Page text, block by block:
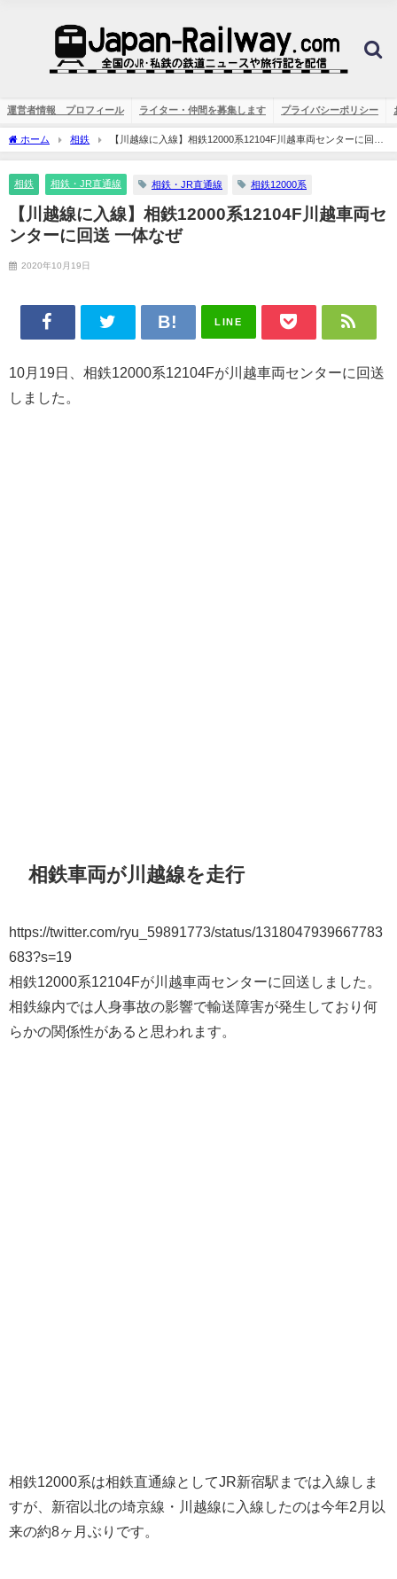
運営者情報 プロフィール ライター・仲間を募集します プライバシーポリシー
ホーム 相鉄
【川越線に入線】相鉄12000系12104F川越車両センターに回送
一体なぜ
相鉄 相鉄・JR直通線 相鉄・JR直通線 相鉄12000系
【川越線に入線】相鉄12000系12104F川越車両セ
ンターに回送 一体なぜ
2020年10月19日
LINE
10月19日、相鉄12000系12104Fが川越車両センターに回送
しました。
相鉄車両が川越線を走行
https://twitter.com/ryu_59891773/status/1318047939667783
683?s=19
相鉄12000系12104Fが川越車両センターに回送しました。
相鉄線内では人身事故の影響で輸送障害が発生しており何
らかの関係性があると思われます。
相鉄12000系は相鉄直通線としてJR新宿駅までは入線しま
すが、新宿以北の埼京線・川越線に入線したのは今年2月以
来の約8ヶ月ぶりです。